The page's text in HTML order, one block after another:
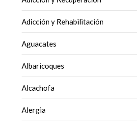
Adicción y Rehabilitación
Aguacates
Albaricoques
Alcachofa
Alergia